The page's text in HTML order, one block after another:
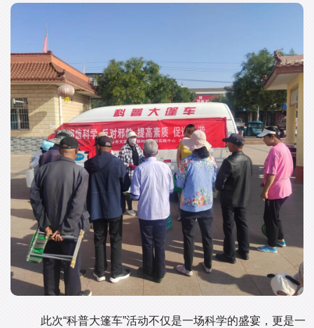
此次“科普大篷车”活动不仅是一场科学的盛宴，更是一